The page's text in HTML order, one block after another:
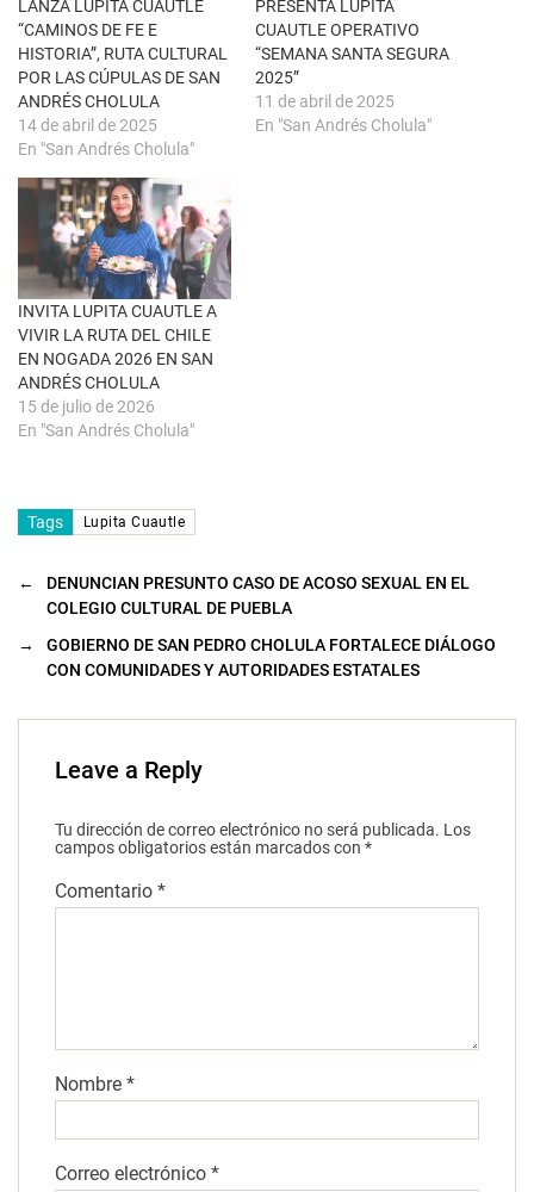
n
t
a
n
n
u
e
v
a
)
k
(
S
e
a
b
r
e
e
n
u
n
a
v
e
n
t
a
n
a
n
u
e
v
a
)
LANZA LUPITA CUAUTLE
“CAMINOS DE FE E
HISTORIA”, RUTA CULTURAL
POR LAS CÚPULAS DE SAN
ANDRÉS CHOLULA
14 de abril de 2025
En "San Andrés Cholula"
PRESENTA LUPITA
CUAUTLE OPERATIVO
“SEMANA SANTA SEGURA
2025”
11 de abril de 2025
En "San Andrés Cholula"
INVITA LUPITA CUAUTLE A
VIVIR LA RUTA DEL CHILE
EN NOGADA 2026 EN SAN
ANDRÉS CHOLULA
15 de julio de 2026
En "San Andrés Cholula"
Tags Lupita Cuautle
←
DENUNCIAN PRESUNTO CASO DE ACOSO SEXUAL EN EL
COLEGIO CULTURAL DE PUEBLA
→
GOBIERNO DE SAN PEDRO CHOLULA FORTALECE DIÁLOGO
CON COMUNIDADES Y AUTORIDADES ESTATALES
Leave a Reply
Tu dirección de correo electrónico no será publicada. Los
campos obligatorios están marcados con *
Comentario *
Nombre *
Correo electrónico *